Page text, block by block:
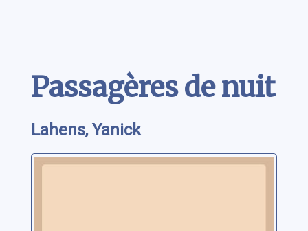
Passagères de nuit
Lahens, Yanick